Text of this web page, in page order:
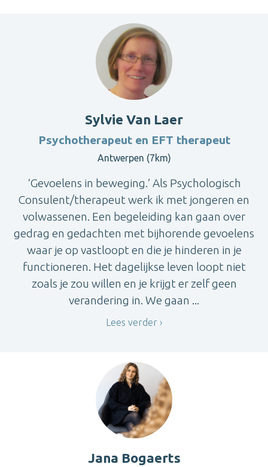
Sylvie Van Laer
Psychotherapeut en EFT therapeut
Antwerpen (7km)
‘Gevoelens in beweging.’ Als Psychologisch
Consulent/therapeut werk ik met jongeren en
volwassenen. Een begeleiding kan gaan over
gedrag en gedachten met bijhorende gevoelens
waar je op vastloopt en die je hinderen in je
functioneren. Het dagelijkse leven loopt niet
zoals je zou willen en je krijgt er zelf geen
verandering in. We gaan ...
Lees verder
Jana Bogaerts